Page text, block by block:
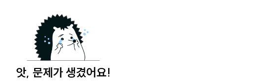
앗, 문제가 생겼어요!